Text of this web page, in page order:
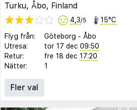
Turku, Åbo, Finland
4,3/5 15°C
Flyg från: Göteborg - Åbo
Utresa:
tor 17 dec 09:50
Retur:
fre 18 dec 17:20
Nätter:
1
Fler val